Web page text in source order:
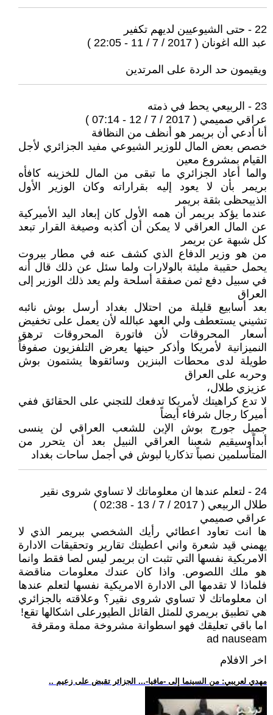
22 - حتى الشيوعيين لديهم تكفير
عبد الله اغونان ( 2017 / 7 / 11 - 22:05 )
ويقيمون حد الردة على المرتدين
23 - الربيعي يحط في ذمته
عراقي صميمي ( 2017 / 7 / 12 - 07:14 )
أنا أدعي أن بريمر هو أنظف من النظافة
خصص بعض المال للوزير الشيوعي مفيد الجزائري لأجل
القيام بمشروع معين
والما أعاد الجزائري ما تبقى من المال للخزينه كافأه
بريمر بأن لا يعود إليه بقراراته وكان الوزير الأول
الذييحظى بثقة بريمر
عندما يؤكد بريمر أن همه الأول كان إبعاد اليد الأميركية
عن المال العراقي لا يمكن أن أكذبه وصيغة القرار تبعد
كل شبهة عن بريمر
من هو وزير الدفاع الذي كشف عنه في مطار بيروت
يحمل حقيبة مليئة بالولارات ولما سئل عن ذلك قال أنه
في سبيل دفع ثمن صفقة أسلحة ولم يعد ذلك الوزير إلى
العراق
بعد أسابيع قليلة من احتلال بغداد أرسل بوش نائبه
تشيني يستعطف ولي العهد عبالله لأن يعمل على تخفيض
أسعار المحروقات لأن فاتورة المحروقات ترهق
النميزانية لأمريكا وأذكر حينها يعرض التلفزيون صفوفاً
طويلة لدى محطات البنزين وسائقوها يشتمون بوش
وحربه على العراق
عزيزي طلال،
لا تدع كراهيتك لأمريكا تدفعك للتجني على الحقائق ففي
أميركا رجال شرفاء أيضاً
جميل جورج بوش الإبن للشعب العراقي لن ينسى
أبداًوسيقيم شعبنا العراقي النبيل بعد أن يتحرر من
المتأسلمين نصباً تذكاريا لبوش في أجمل ساحات بغداد
24 - لتعلم عندها ان معلوماتك لا تساوي شروى نقير
طلال الربيعي ( 2017 / 7 / 13 - 02:38 )
عراقي صميمي
ها انت تعاود اعطائي رأيك الشخصي ببريمر الذي لا
يهمني قيد شعرة واني اعطيتك تقارير وتحقيقات الادارة
الامريكية نفسها التي تثبت ان بريمر ليس لصا فقط وانما
هو ملك اللصوص. واذا كان عندك معلومات مناقضة
فلماذا لا تقدمها الى الادارة الامريكية نفسها لتعلم عندها
ان معلوماتك لا تساوي شروى نقير؟ وعلاقته بالجزائري
هي تطبيق بريمري للمثل القائل الطيورعلى اشكالها تقع!
اما باقي تعليقك فهو اسطوانة مشروخة مملة ومقرفة
ad nauseam
اخر الافلام
.. مهدي لعريبي: من السينما إلى -مافيا-... الجزائر تقبض على زعيم